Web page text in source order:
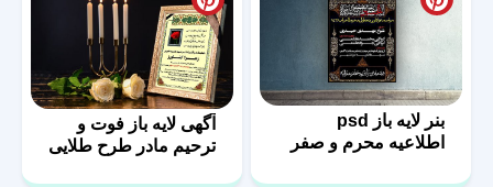
بنر لایه باز psd
اطلاعیه محرم و صفر
آگهی لایه باز فوت و
ترحیم مادر طرح طلایی